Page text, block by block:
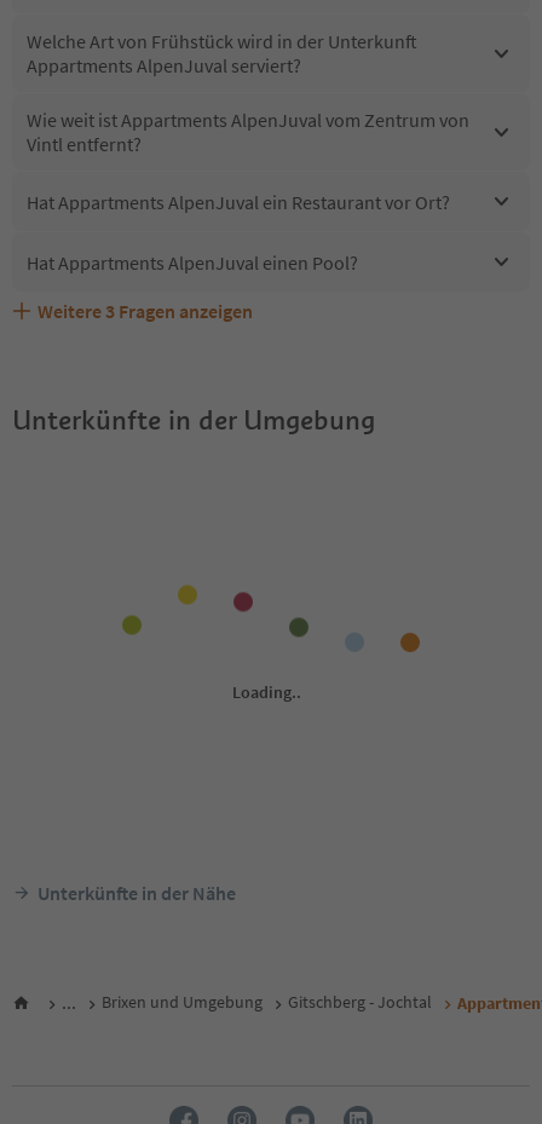
Welche Art von Frühstück wird in der Unterkunft
Appartments AlpenJuval serviert?
Wie weit ist Appartments AlpenJuval vom Zentrum von
Vintl entfernt?
Hat Appartments AlpenJuval ein Restaurant vor Ort?
Hat Appartments AlpenJuval einen Pool?
Sind Haustiere in der Unterkunft Appartments
Welche Services bietet Appartments AlpenJuval?
Erhalten die Gäste von Appartments AlpenJuval einen
Weitere 3 Fragen anzeigen
Unterkünfte in der Umgebung
Unterkünfte in der Nähe
... Brixen und Umgebung Gitschberg - Jochtal